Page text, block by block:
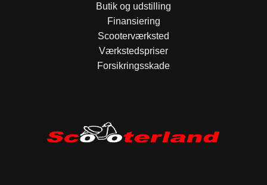
Butik og udstilling
Finansiering
Scooterværksted
Værkstedspriser
Forsikringsskade